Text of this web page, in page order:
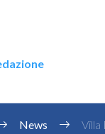
News Villa